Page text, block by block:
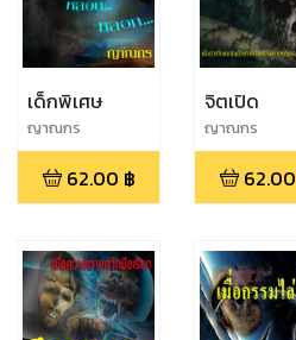
เด็กพิเศษ
ญาณกร
62.00 ฿
จิตเปิด
ญาณกร
62.00